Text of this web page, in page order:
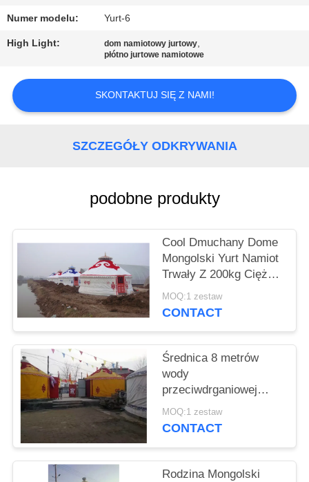
SKONTAKTUJ
SIĘ
NAMI
Numer modelu: Yurt-6
High Light: dom namiotowy jurtowy,
płótno jurtowe namiotowe
SKONTAKTUJ SIĘ Z NAMI!
SZCZEGÓŁY ODKRYWANIA
podobne produkty
Cool Dmuchany Dome
Mongolski Yurt Namiot
Trwały Z 200kg Ciężar
Ciężar
MOQ:1 zestaw
CONTACT
Średnica 8 metrów
wody
przeciwdrganiowej
Luksusowe domy Yurt
Z 80 km / h Obciążenie
MOQ:1 zestaw
CONTACT
Rodzina Mongolski